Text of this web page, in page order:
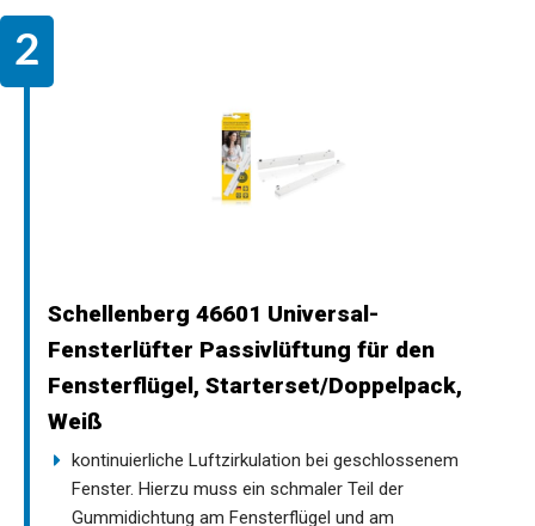
Schellenberg 46601 Universal-
Fensterlüfter Passivlüftung für den
Fensterflügel, Starterset/Doppelpack,
Weiß
kontinuierliche Luftzirkulation bei geschlossenem
Fenster. Hierzu muss ein schmaler Teil der
Gummidichtung am Fensterflügel und am